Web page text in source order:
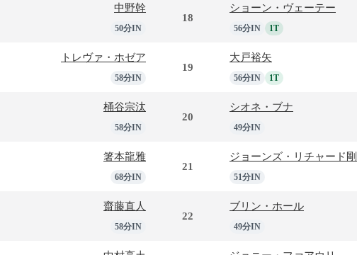
中野幹
50分IN
18
ショーン・ヴェーテー
56分IN 1T
トレヴァ・ホゼア
58分IN
19
大戸裕矢
56分IN 1T
桶谷宗汰
58分IN
20
シオネ・ブナ
49分IN
箸本龍雅
68分IN
21
ジョーンズ・リチャード剛
51分IN
齋藤直人
58分IN
22
ブリン・ホール
49分IN